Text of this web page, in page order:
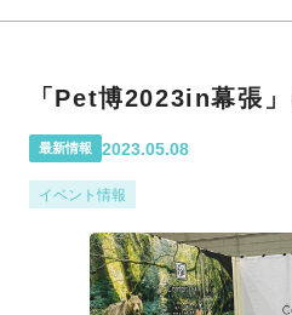
「Pet博2023in幕張
最新情報 2023.05.08
イベント情報